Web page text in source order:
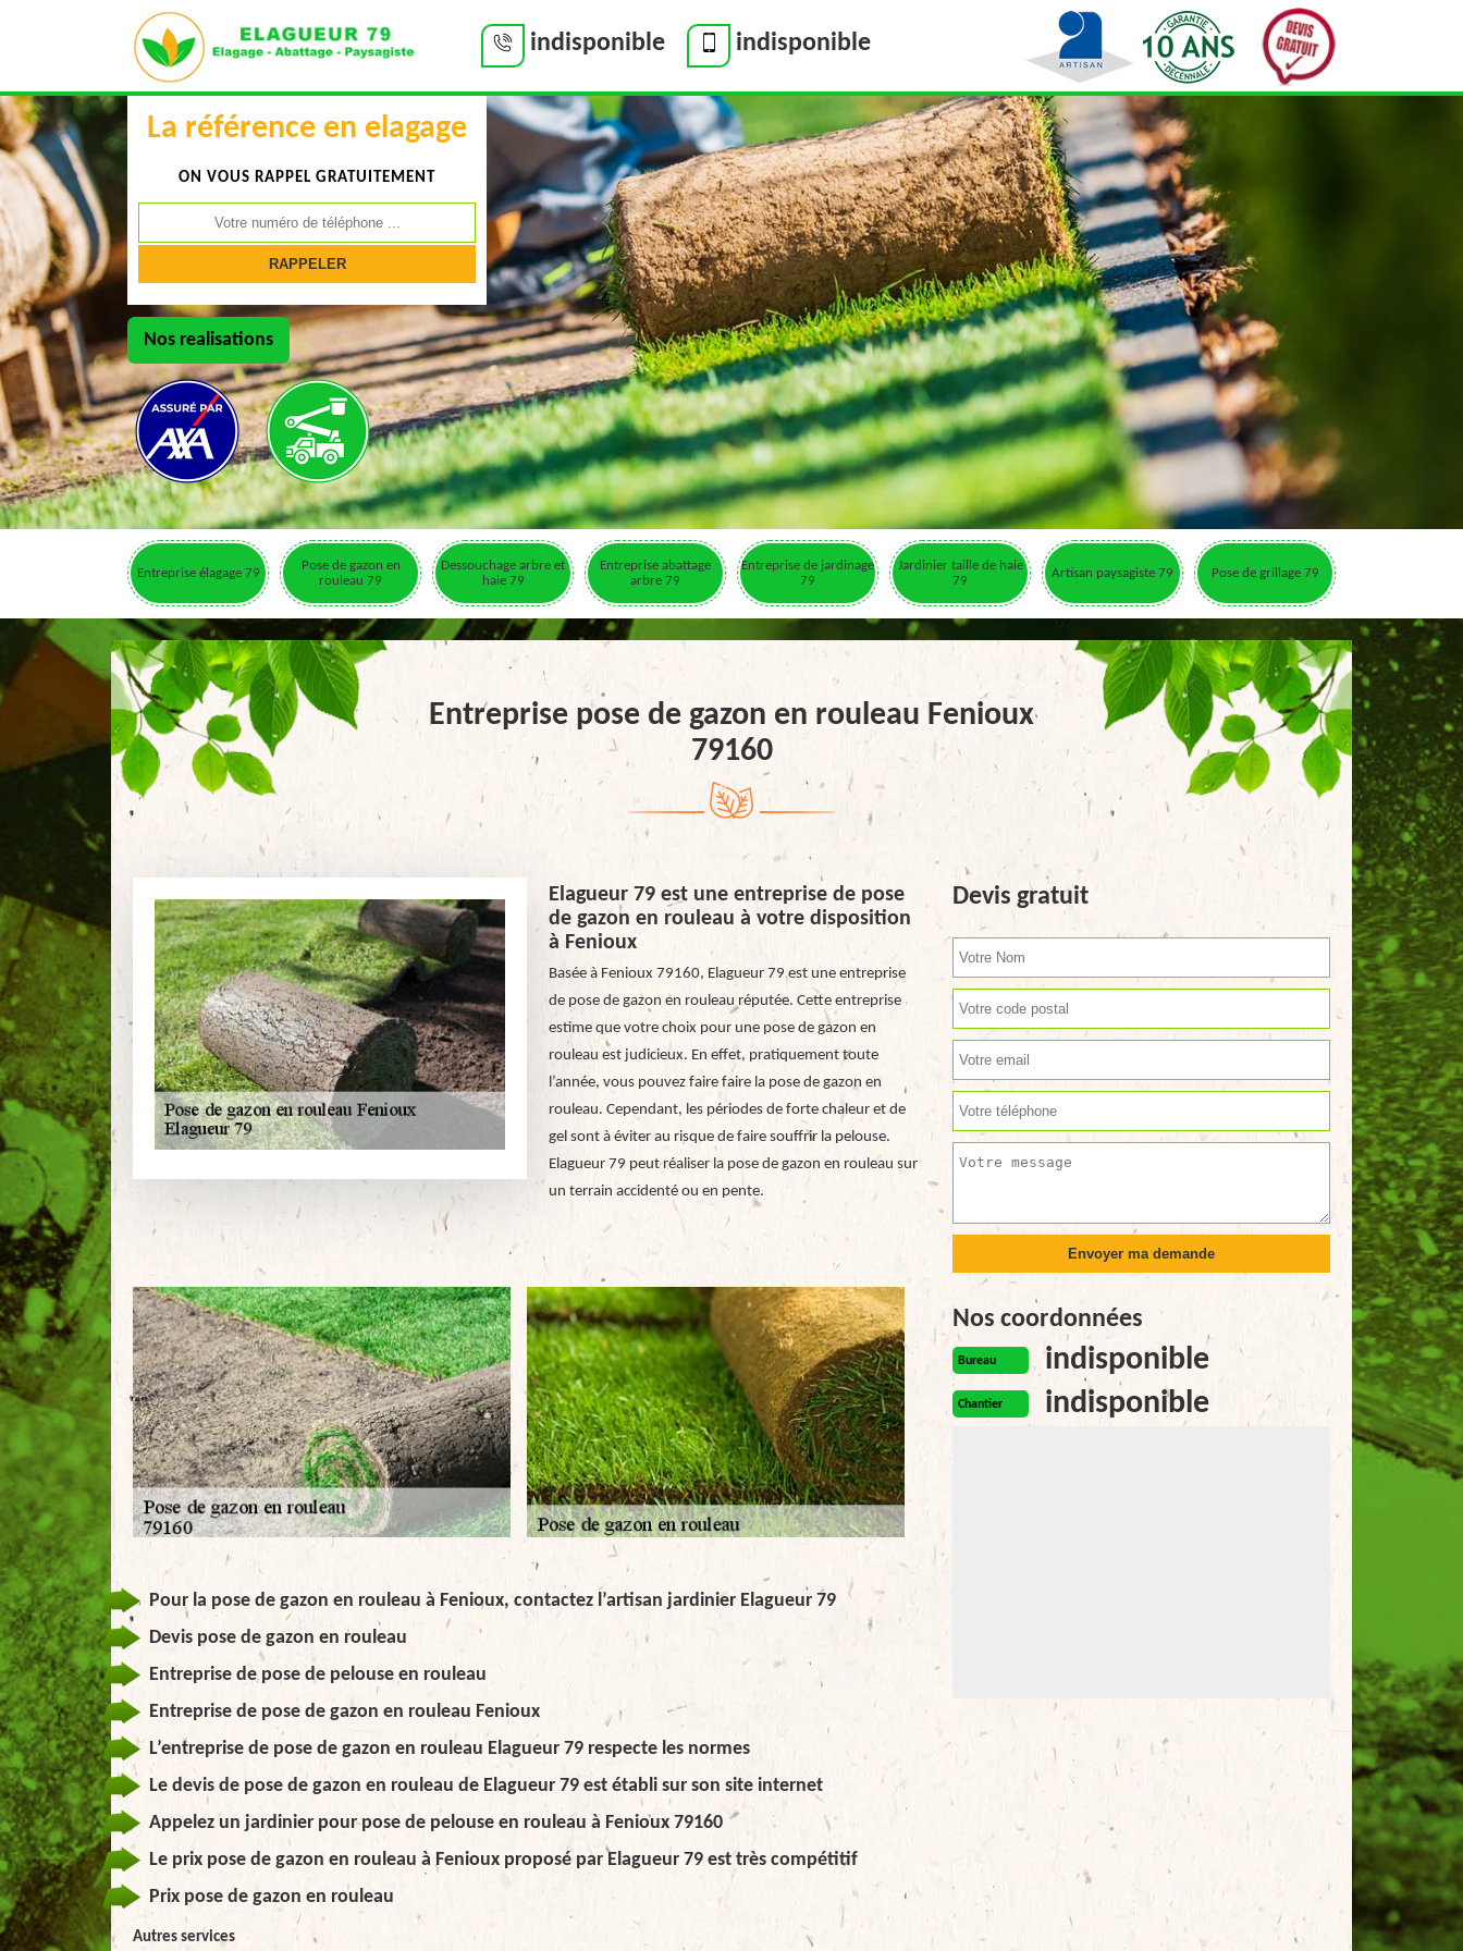
indisponible indisponible
La référence en elagage
ON VOUS RAPPEL GRATUITEMENT
Nos realisations
Entreprise élagage 79
Pose de gazon en
rouleau 79
Dessouchage arbre et
haie 79
Entreprise abattage
arbre 79
Entreprise de jardinage
79
Jardinier taille de haie
79
Artisan paysagiste 79 Pose de grillage 79
Entreprise pose de gazon en rouleau Fenioux
79160
Elagueur 79 est une entreprise de pose
de gazon en rouleau à votre disposition
à Fenioux
Basée à Fenioux 79160, Elagueur 79 est une entreprise
de pose de gazon en rouleau réputée. Cette entreprise
estime que votre choix pour une pose de gazon en
rouleau est judicieux. En effet, pratiquement toute
l’année, vous pouvez faire faire la pose de gazon en
rouleau. Cependant, les périodes de forte chaleur et de
gel sont à éviter au risque de faire souffrir la pelouse.
Elagueur 79 peut réaliser la pose de gazon en rouleau sur
un terrain accidenté ou en pente.
Pour la pose de gazon en rouleau à Fenioux, contactez l’artisan jardinier Elagueur 79
Devis pose de gazon en rouleau
Entreprise de pose de pelouse en rouleau
Entreprise de pose de gazon en rouleau Fenioux
L’entreprise de pose de gazon en rouleau Elagueur 79 respecte les normes
Le devis de pose de gazon en rouleau de Elagueur 79 est établi sur son site internet
Appelez un jardinier pour pose de pelouse en rouleau à Fenioux 79160
Le prix pose de gazon en rouleau à Fenioux proposé par Elagueur 79 est très compétitif
Prix pose de gazon en rouleau
Devis gratuit
Nos coordonnées
Bureau indisponible
Chantier indisponible
Autres services